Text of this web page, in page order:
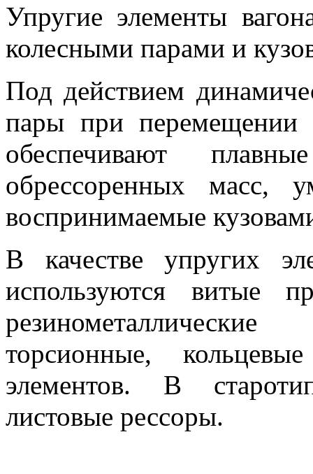
Упругие элементы
колесными парами и
Под действием
пары при перемещении
обеспечивают
обрессоренных масс,
воспринимаемые
В качестве упругих
используются витые
торсионные,
элементов. В
листовые рессоры.